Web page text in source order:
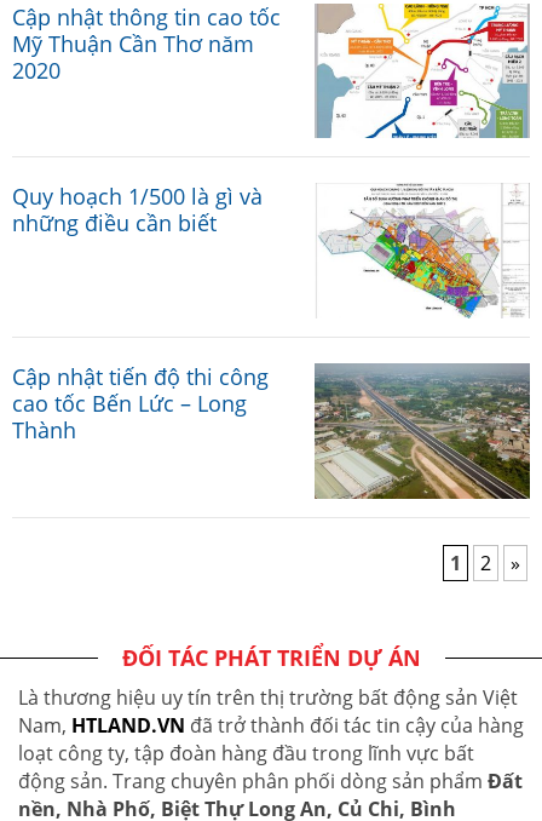
Cập nhật thông tin cao tốc
Mỹ Thuận Cần Thơ năm
2020
Quy hoạch 1/500 là gì và
những điều cần biết
Cập nhật tiến độ thi công
cao tốc Bến Lức – Long
Thành
1 2 »
ĐỐI TÁC PHÁT TRIỂN DỰ ÁN
Là thương hiệu uy tín trên thị trường bất động sản Việt
Nam, HTLAND.VN đã trở thành đối tác tin cậy của hàng
loạt công ty, tập đoàn hàng đầu trong lĩnh vực bất
động sản. Trang chuyên phân phối dòng sản phẩm Đất
nền, Nhà Phố, Biệt Thự Long An, Củ Chi, Bình